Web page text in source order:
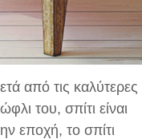
από τις καλύτερες
του, σπίτι είναι
εποχή, το σπίτι